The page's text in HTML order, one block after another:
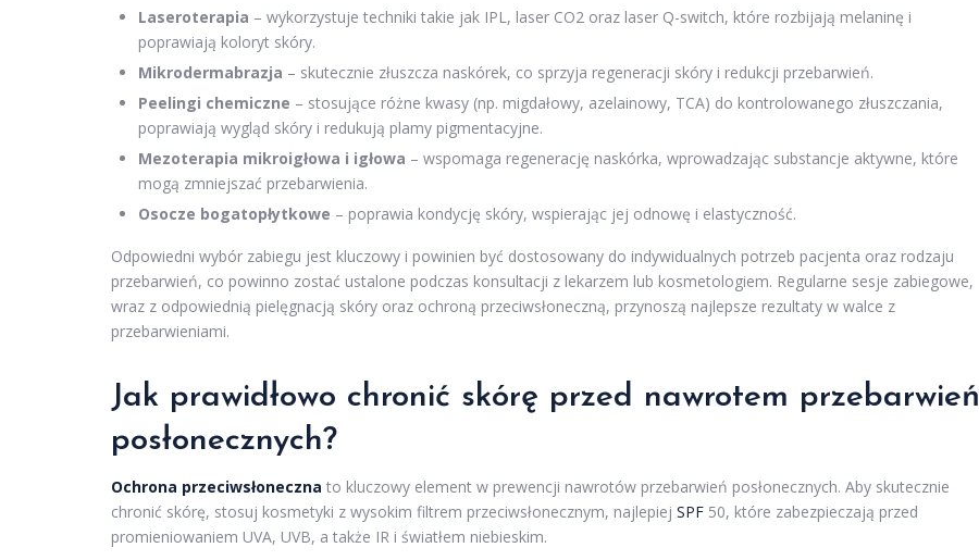
Laseroterapia – wykorzystuje techniki takie jak IPL, laser CO2 oraz laser Q-switch, które rozbijają melaninę i
poprawiają koloryt skóry.
Mikrodermabrazja – skutecznie złuszcza naskórek, co sprzyja regeneracji skóry i redukcji przebarwień.
Peelingi chemiczne – stosujące różne kwasy (np. migdałowy, azelainowy, TCA) do kontrolowanego złuszczania,
poprawiają wygląd skóry i redukują plamy pigmentacyjne.
Mezoterapia mikroigłowa i igłowa – wspomaga regenerację naskórka, wprowadzając substancje aktywne, które
mogą zmniejszać przebarwienia.
Osocze bogatopłytkowe – poprawia kondycję skóry, wspierając jej odnowę i elastyczność.
Odpowiedni wybór zabiegu jest kluczowy i powinien być dostosowany do indywidualnych potrzeb pacjenta oraz rodzaju
przebarwień, co powinno zostać ustalone podczas konsultacji z lekarzem lub kosmetologiem. Regularne sesje zabiegowe,
wraz z odpowiednią pielęgnacją skóry oraz ochroną przeciwsłoneczną, przynoszą najlepsze rezultaty w walce z
przebarwieniami.
Jak prawidłowo chronić skórę przed nawrotem przebarwień
posłonecznych?
Ochrona przeciwsłoneczna to kluczowy element w prewencji nawrotów przebarwień posłonecznych. Aby skutecznie
chronić skórę, stosuj kosmetyki z wysokim filtrem przeciwsłonecznym, najlepiej SPF 50, które zabezpieczają przed
promieniowaniem UVA, UVB, a także IR i światłem niebieskim.